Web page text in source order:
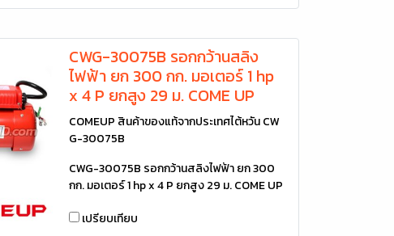
CWG-30075B รอกกว้านสลิง
ไฟฟ้า ยก 300 กก. มอเตอร์ 1 hp
x 4 P ยกสูง 29 ม. COME UP
COMEUP สินค้าของแท้จากประเทศไต้หวัน CW
G-30075B
CWG-30075B รอกกว้านสลิงไฟฟ้า ยก 300
กก. มอเตอร์ 1 hp x 4 P ยกสูง 29 ม. COME UP
เปรียบเทียบ